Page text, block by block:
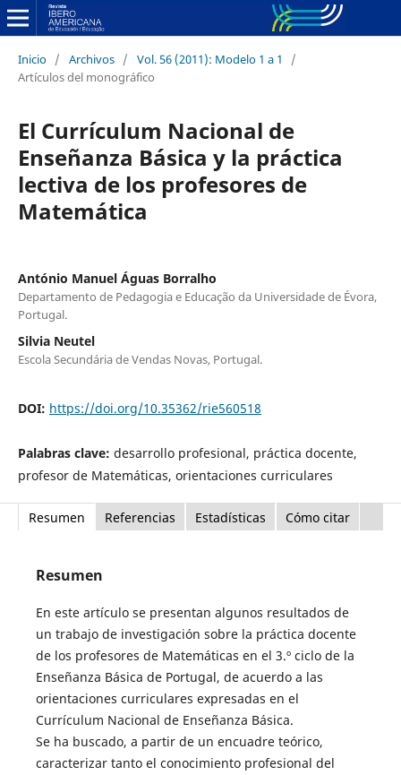
Inicio / Archivos / Vol. 56 (2011): Modelo 1 a 1
/
Artículos del monográfico
El Currículum Nacional de
Enseñanza Básica y la práctica
lectiva de los profesores de
Matemática
António Manuel Águas Borralho
Departamento de Pedagogia e Educação da Universidade de Évora,
Portugal.
Silvia Neutel
Escola Secundária de Vendas Novas, Portugal.
DOI: https://doi.org/10.35362/rie560518
Palabras clave: desarrollo profesional, práctica docente,
profesor de Matemáticas, orientaciones curriculares
Resumen Referencias Estadísticas Cómo citar
Resumen
En este artículo se presentan algunos resultados de
un trabajo de investigación sobre la práctica docente
de los profesores de Matemáticas en el 3.º ciclo de la
Enseñanza Básica de Portugal, de acuerdo a las
orientaciones curriculares expresadas en el
Currículum Nacional de Enseñanza Básica.
Se ha buscado, a partir de un encuadre teórico,
caracterizar tanto el conocimiento profesional del